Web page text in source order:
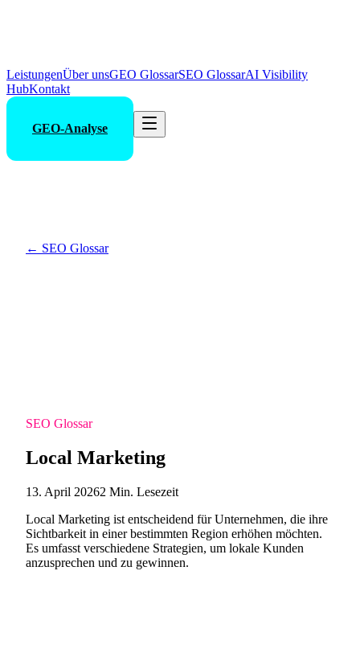
LeistungenÜber unsGEO GlossarSEO GlossarAI Visibility
HubKontakt
GEO-Analyse
← SEO Glossar
SEO Glossar
Local Marketing
13. April 20262 Min. Lesezeit
Local Marketing ist entscheidend für Unternehmen, die ihre
Sichtbarkeit in einer bestimmten Region erhöhen möchten.
Es umfasst verschiedene Strategien, um lokale Kunden
anzusprechen und zu gewinnen.